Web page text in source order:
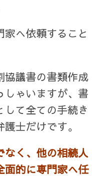
へ依頼すること
協議書の書類作成
しゃいますが、書
て全ての手続き
士だけです。
なく、他の相続人
面的に専門家へ任